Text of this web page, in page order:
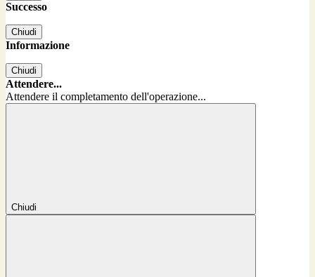
Successo
Chiudi
Informazione
Chiudi
Attendere...
Attendere il completamento dell'operazione...
Chiudi